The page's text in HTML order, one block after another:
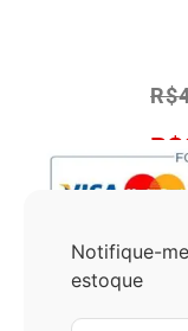
R$
R$
Notifique-
estoque